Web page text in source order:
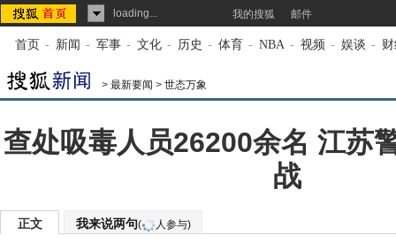
loading... 我的搜狐 邮件
首页 - 新闻 - 军事 - 文化 - 历史 - 体育 - NBA - 视频 - 娱谈 -
> 最新要闻 > 世态万象
查处吸毒人员26200余名 江苏
战
正文 我来说两句( 人参与)